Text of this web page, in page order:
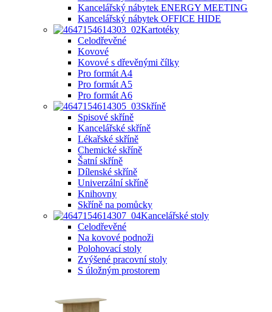
Kancelářský nábytek ENERGY MEETING
Kancelářský nábytek OFFICE HIDE
Kartotéky
Celodřevěné
Kovové
Kovové s dřevěnými čílky
Pro formát A4
Pro formát A5
Pro formát A6
Skříně
Spisové skříně
Kancelářské skříně
Lékařské skříně
Chemické skříně
Šatní skříně
Dílenské skříně
Univerzální skříně
Knihovny
Skříně na pomůcky
Kancelářské stoly
Celodřevěné
Na kovové podnoži
Polohovací stoly
Zvýšené pracovní stoly
S úložným prostorem